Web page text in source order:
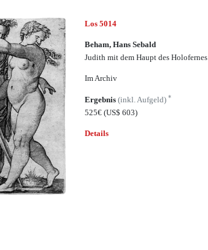
Los 5014
Beham, Hans Sebald
Judith mit dem Haupt des Holofernes
Im Archiv
Ergebnis (inkl. Aufgeld) *
525€ (US$ 603)
Details